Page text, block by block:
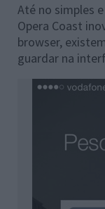
Até no simples
Opera Coast
browser,
guardar na